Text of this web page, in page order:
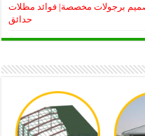
برجولات مخصصة| فوائد مظلات
حدائق